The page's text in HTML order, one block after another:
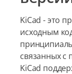
KiCad - это
исходным
связанных с
KiCad